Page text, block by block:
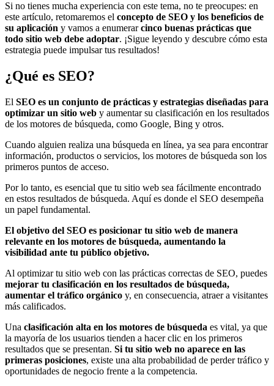
Si no tienes mucha experiencia con este tema, no te preocupes: en
este artículo, retomaremos el concepto de SEO y los beneficios de
su aplicación y vamos a enumerarcinco buenas prácticas que
todo sitio web debe adoptar. ¡Sigue leyendo y descubre cómo esta
estrategia puede impulsar tus resultados!
¿Qué es SEO?
El SEO es un conjunto de prácticas y estrategias diseñadas para
optimizar un sitio web y aumentar su clasificación en los resultados
de los motores de búsqueda, como Google, Bing y otros.
Cuando alguien realiza una búsqueda en línea, ya sea para encontrar
información, productos o servicios, los motores de búsqueda son los
primeros puntos de acceso.
Por lo tanto, es esencial que tu sitio web sea fácilmente encontrado
en estos resultados de búsqueda. Aquí es donde el SEO desempeña
un papel fundamental.
El objetivo del SEO es posicionar tu sitio web de manera
relevante en los motores de búsqueda, aumentando la
visibilidad ante tu público objetivo.
Al optimizar tu sitio web con las prácticas correctas de SEO, puedes
mejorar tu clasificación en los resultados de búsqueda,
aumentar el tráfico orgánico y, en consecuencia, atraer a visitantes
más calificados.
Una clasificación alta en los motores de búsqueda es vital, ya que
la mayoría de los usuarios tienden a hacer clic en los primeros
resultados que se presentan. Si tu sitio web no aparece en las
primeras posiciones, existe una alta probabilidad de perder tráfico y
oportunidades de negocio frente a la competencia.